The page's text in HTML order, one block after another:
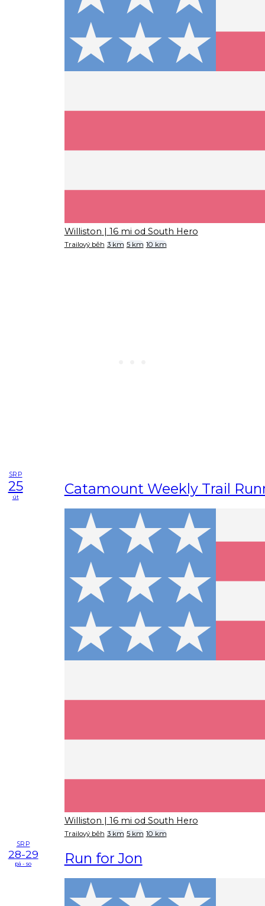
Williston | 16 mi od South Hero
Trailový běh 3 km 5 km 10 km
SRP
25
út Catamount Weekly Trail
Williston | 16 mi od South Hero
Trailový běh 3 km 5 km 10 km
SRP
28-29
pá - so Run for Jon